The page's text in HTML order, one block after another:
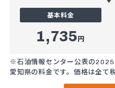
基本料金
1,735円
※石油情報センター公表の
愛知県の料金です。価格は全て